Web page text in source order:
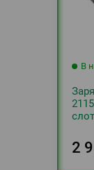
В
2